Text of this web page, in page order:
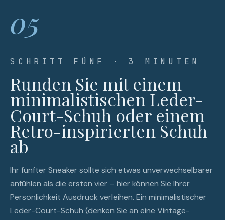
05
SCHRITT FÜNF · 3 MINUTEN
Runden Sie mit einem
minimalistischen Leder-
Court-Schuh oder einem
Retro-inspirierten Schuh
ab
Ihr fünfter Sneaker sollte sich etwas unverwechselbarer
anfühlen als die ersten vier – hier können Sie Ihrer
Persönlichkeit Ausdruck verleihen. Ein minimalistischer
Leder-Court-Schuh (denken Sie an eine Vintage-